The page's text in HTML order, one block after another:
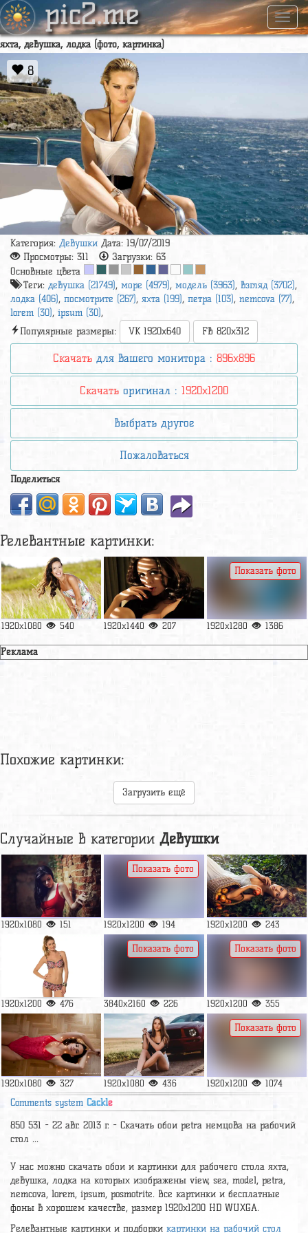
pic2.me
яхта, девушка, лодка (фото, картинка)
8
Категория: Девушки Дата: 19/07/2019
Просмотры: 311 Загрузки: 63
Основные цвета
Теги: девушка (21749), море (4979), модель (3963), взгляд (3702),
лодка (406), посмотрите (267), яхта (199), петра (103), nemcova (77),
lorem (30), ipsum (30),
Популярные размеры:
VK 1920x640 FB 820x312
Скачать для вашего монитора : 896x896
Скачать оригинал : 1920x1200
Выбрать другое
Пожаловаться
Поделиться
Релевантные картинки:
1920x1080 540 1920x1440 207 1920x1280 1386
Показать фото
Реклама
Похожие картинки:
Загрузить ещё
Случайные в категории Девушки
1920x1080 151 1920x1200 194
Показать фото
1920x1200 243
1920x1200 476 3840x2160 226
Показать фото
1920x1200 355
Показать фото
1920x1080 327 1920x1080 436 1920x1200 1074
Показать фото
Comments system Cackle
850 531 - 22 авг. 2013 г. - Скачать обои petra немцова на рабочий
стол ...
У нас можно скачать обои и картинки для рабочего стола яхта,
девушка, лодка на которых изображены view, sea, model, petra,
nemcova, lorem, ipsum, posmotrite. Все картинки и бесплатные
фоны в хорошем качестве, размер 1920x1200 HD WUXGA.
Релевантные картинки и подборки картинки на рабочий стол